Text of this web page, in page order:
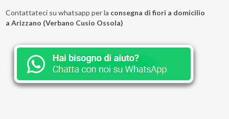
Contattateci su whatsapp per la consegna di fiori a domicilio
a Arizzano (Verbano Cusio Ossola)